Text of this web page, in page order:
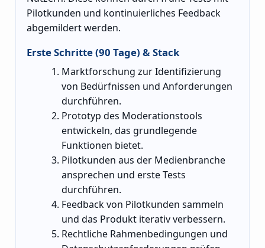
Pilotkunden und kontinuierliches Feedback
abgemildert werden.
Erste Schritte (90 Tage) & Stack
Marktforschung zur Identifizierung
von Bedürfnissen und Anforderungen
durchführen.
Prototyp des Moderationstools
entwickeln, das grundlegende
Funktionen bietet.
Pilotkunden aus der Medienbranche
ansprechen und erste Tests
durchführen.
Feedback von Pilotkunden sammeln
und das Produkt iterativ verbessern.
Rechtliche Rahmenbedingungen und